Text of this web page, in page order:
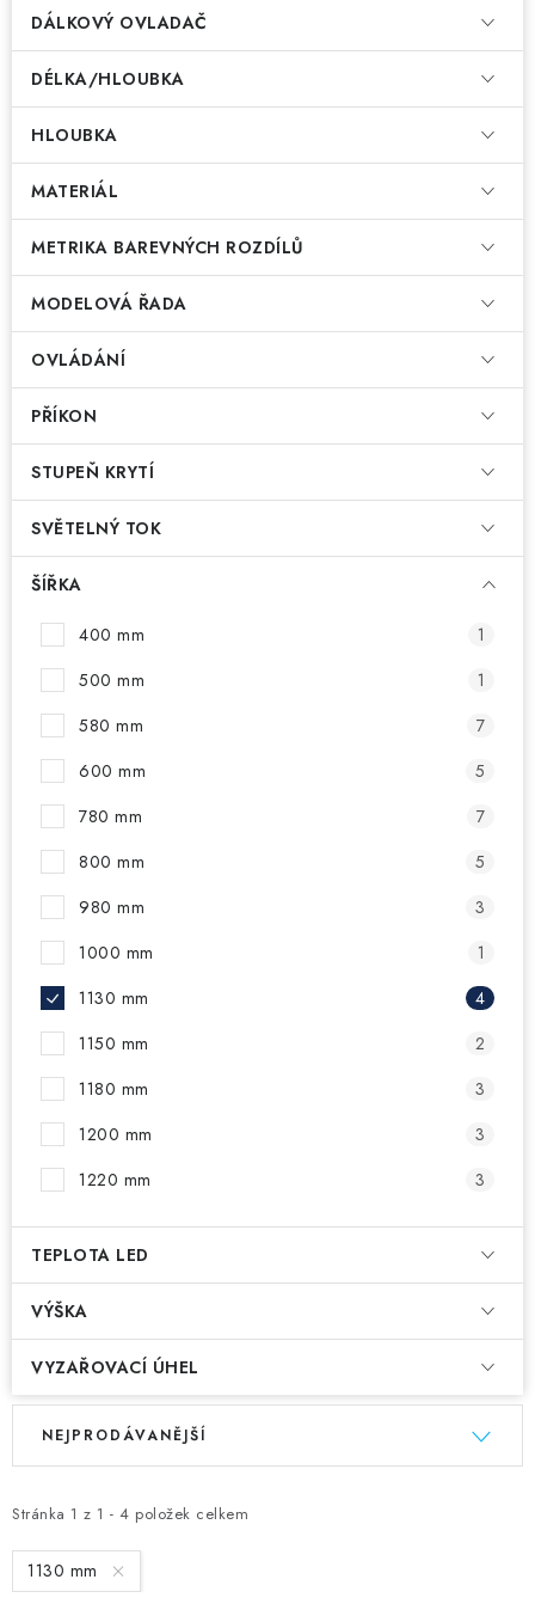
DÁLKOVÝ OVLADAČ
DÉLKA/HLOUBKA
HLOUBKA
MATERIÁL
METRIKA BAREVNÝCH ROZDÍLŮ
MODELOVÁ ŘADA
OVLÁDÁNÍ
PŘÍKON
STUPEŇ KRYTÍ
SVĚTELNÝ TOK
ŠÍŘKA
400 mm
1
500 mm
1
580 mm
7
600 mm
5
780 mm
7
800 mm
5
980 mm
3
1000 mm
1
1130 mm
4
1150 mm
2
1180 mm
3
1200 mm
3
1220 mm
3
TEPLOTA LED
VÝŠKA
VYZAŘOVACÍ ÚHEL
V
i
s
p
Stránka 1 z 1 - 4 položek celkem
Ř
e
n
í
NEJPRODÁVANĚJŠÍ
1130 mm